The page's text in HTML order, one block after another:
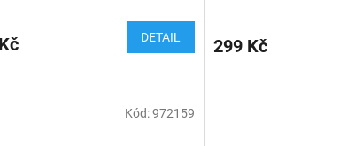
DETAIL 299 Kč
Kód:972159